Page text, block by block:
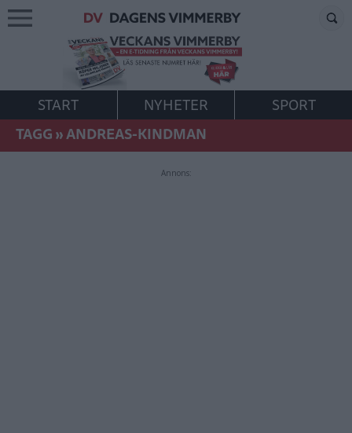
START NYHETER
SPORT
TAGG»ANDREAS-KINDMAN
Annons: